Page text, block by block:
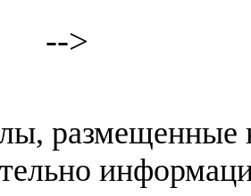
-->
размещенные